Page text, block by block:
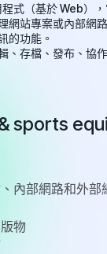
式（基於 Web）
網站專案或內部網
的功能。
、存檔、發布、協
sports
內部網路和外部
物